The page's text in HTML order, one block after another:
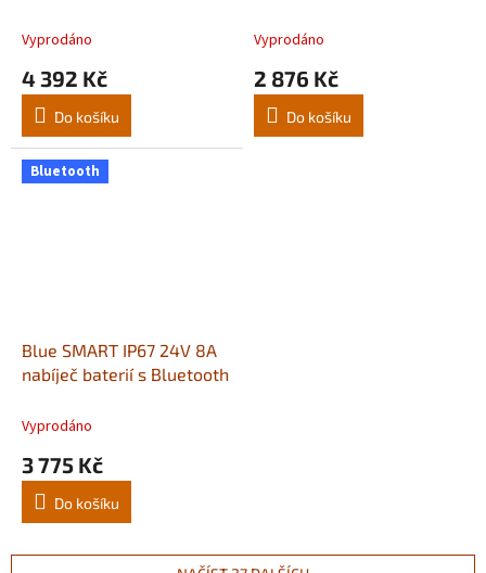
Vyprodáno
4 392 Kč
Do košíku
Vyprodáno
2 876 Kč
Do košíku
Bluetooth
Blue SMART IP67 24V 8A
nabíječ baterií s Bluetooth
Vyprodáno
3 775 Kč
Do košíku